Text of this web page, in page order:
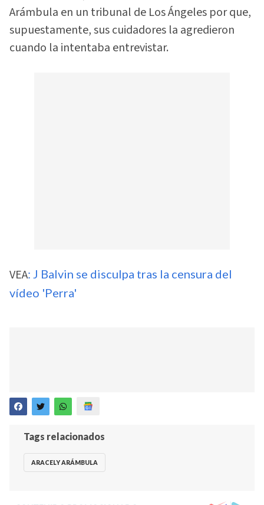
Arámbula en un tribunal de Los Ángeles por que,
supuestamente, sus cuidadores la agredieron
cuando la intentaba entrevistar.
VEA: J Balvin se disculpa tras la censura del
vídeo 'Perra'
Tags relacionados
ARACELY ARÁMBULA